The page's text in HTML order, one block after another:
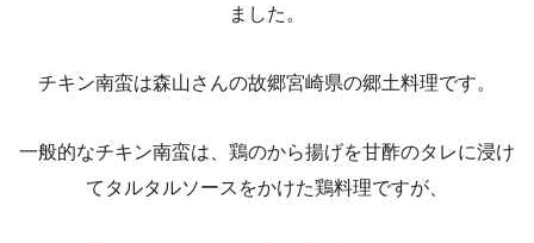
ました。
チキン南蛮は森山さんの故郷宮崎県の郷土料理です。
一般的なチキン南蛮は、鶏のから揚げを甘酢のタレに浸け
てタルタルソースをかけた鶏料理ですが、